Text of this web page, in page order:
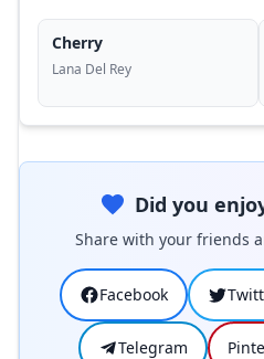
Cherry
Lana Del Rey
Did you
Share with your friends
Facebook
Telegram